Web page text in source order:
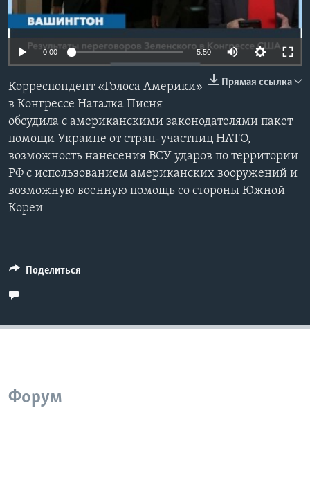
Learning English
Языки
0:00 5:50
Прямая ссылка
Корреспондент «Голоса Америки»
в Конгрессе Наталка Писня
обсудила с американскими законодателями пакет
помощи Украине от стран-участниц НАТО,
возможность нанесения ВСУ ударов по территории
РФ с использованием американских вооружений и
возможную военную помощь со стороны Южной
Кореи
Поделиться
Форум